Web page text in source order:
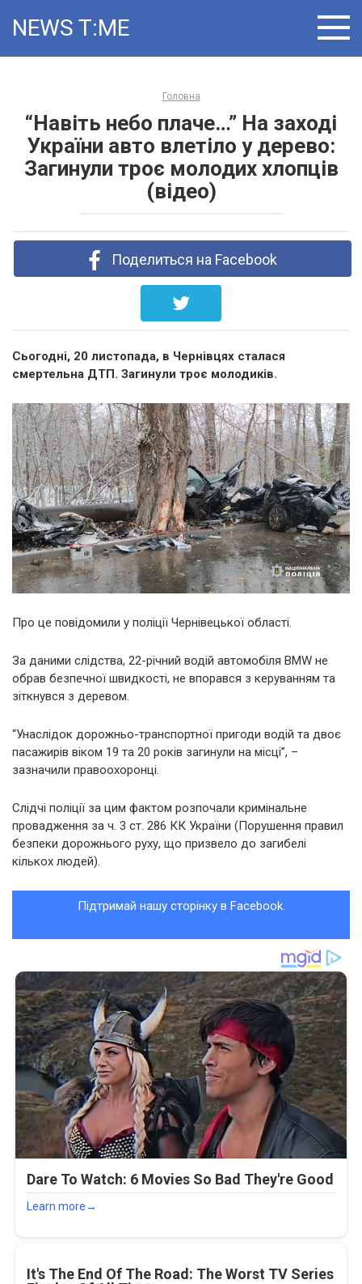
NEWS T:ME
Головна
“Навіть небо плаче…” На заході
України авто влетіло у дерево:
Загинули троє молодих хлопців
(відео)
Поделиться на Facebook
Сьогодні, 20 листопада, в Чернівцях сталася
смертельна ДТП. Загинули троє молодиків.
Про це повідомили у поліції Чернівецької області.
За даними слідства, 22-річний водій автомобіля BMW не
обрав безпечної швидкості, не впорався з керуванням та
зіткнувся з деревом.
“Унаслідок дорожньо-транспортної пригоди водій та двоє
пасажирів віком 19 та 20 років загинули на місці”, –
зазначили правоохоронці.
Слідчі поліції за цим фактом розпочали кримінальне
провадження за ч. 3 ст. 286 КК України (Порушення правил
безпеки дорожнього руху, що призвело до загибелі
кількох людей).
Підтримай нашу сторінку в Facebook.